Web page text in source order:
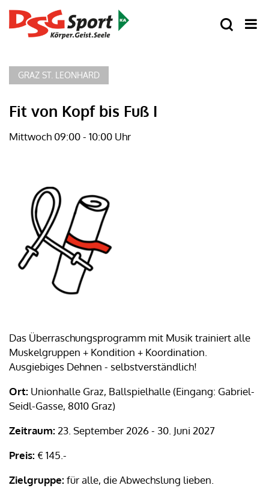
GRAZ ST. LEONHARD
Fit von Kopf bis Fuß I
Mittwoch 09:00 - 10:00 Uhr
Das Überraschungsprogramm mit Musik trainiert alle
Muskelgruppen + Kondition + Koordination.
Ausgiebiges Dehnen - selbstverständlich!
Ort: Unionhalle Graz, Ballspielhalle (Eingang: Gabriel-
Seidl-Gasse, 8010 Graz)
Zeitraum: 23. September 2026 - 30. Juni 2027
Preis: € 145.-
Zielgruppe: für alle, die Abwechslung lieben.